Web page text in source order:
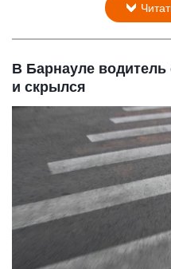
В Барнауле
и скрылся